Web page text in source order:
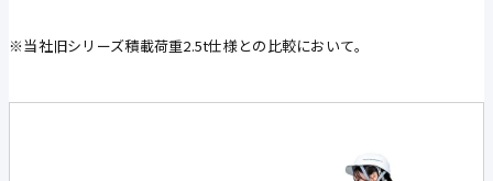
※当社旧シリーズ積載荷重2.5t仕様との比較において。